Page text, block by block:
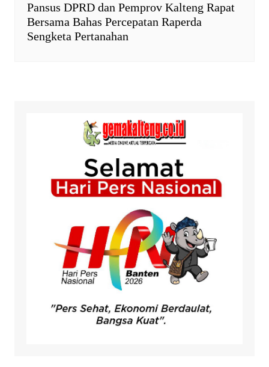
Pansus DPRD dan Pemprov Kalteng Rapat
Bersama Bahas Percepatan Raperda
Sengketa Pertanahan